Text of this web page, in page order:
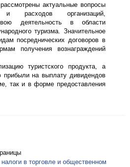
актуальные вопросы
расходов организаций,
деятельность в области
туризма. Значительное
посреднических договоров в
получения вознаграждений
туристского продукта, а
прибыли на выплату дивидендов
так и в форме предоставления
в торговле и общественном